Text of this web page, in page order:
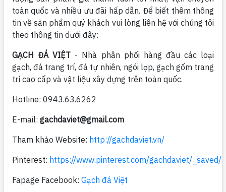
toàn quốc và nhiều ưu đãi hấp dẫn. Để biết thêm thông
tin về sản phẩm quý khách vui lòng liên hệ với chúng tôi
theo thông tin dưới đây:
GẠCH ĐÁ VIỆT - Nhà phân phối hàng đầu các loại
gạch, đá trang trí, đá tự nhiên, ngói lợp, gạch gốm trang
trí cao cấp và vật liệu xây dựng trên toàn quốc.
Hotline: 0943.63.6262
E-mail: gachdaviet@gmail.com
Tham khảo Website: http://gachdaviet.vn/
Pinterest: https://www.pinterest.com/gachdaviet/_saved/
Fapage Facebook: Gạch đá Việt